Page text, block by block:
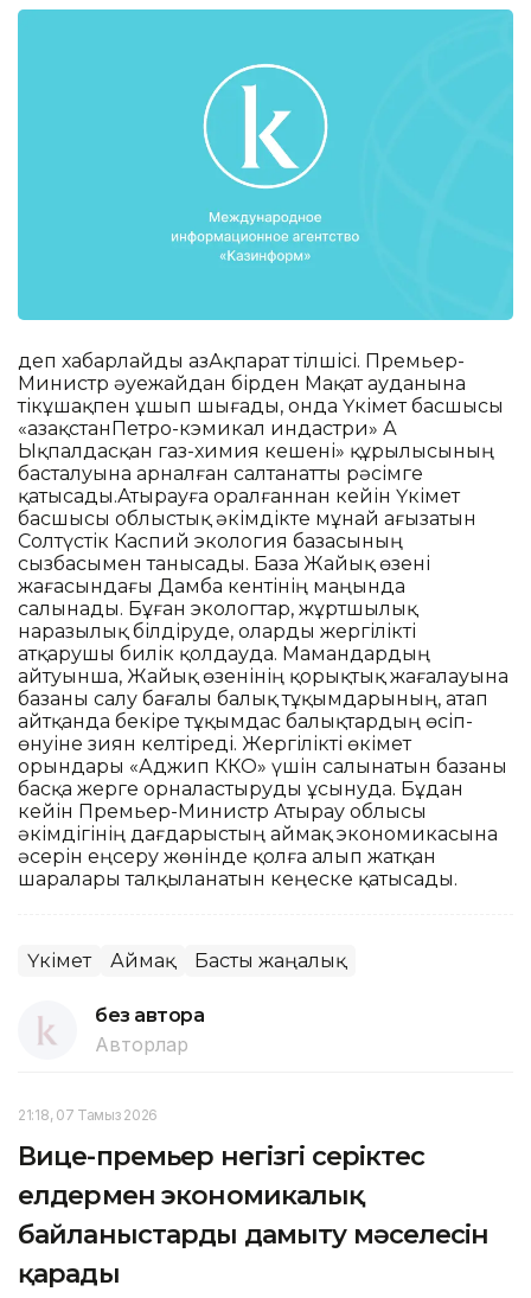
деп хабарлайды ҚазАқпарат тілшісі. Премьер-
Министр әуежайдан бірден Мақат ауданына
тікұшақпен ұшып шығады, онда Үкімет басшысы
«ҚазақстанПетро-кэмикал индастри» АҚ
Ықпалдасқан газ-химия кешені» құрылысының
басталуына арналған салтанатты рәсімге
қатысады.Атырауға оралғаннан кейін Үкімет
басшысы облыстық әкімдікте мұнай ағызатын
Солтүстік Каспий экология базасының
сызбасымен танысады. База Жайық өзені
жағасындағы Дамба кентінің маңында
салынады. Бұған экологтар, жұртшылық
наразылық білдіруде, оларды жергілікті
атқарушы билік қолдауда. Мамандардың
айтуынша, Жайық өзенінің қорықтық жағалауына
базаны салу бағалы балық тұқымдарының, атап
айтқанда бекіре тұқымдас балықтардың өсіп-
өнуіне зиян келтіреді. Жергілікті өкімет
орындары «Аджип ККО» үшін салынатын базаны
басқа жерге орналастыруды ұсынуда. Бұдан
кейін Премьер-Министр Атырау облысы
әкімдігінің дағдарыстың аймақ экономикасына
әсерін еңсеру жөнінде қолға алып жатқан
шаралары талқыланатын кеңеске қатысады.
Үкімет Аймақ Басты жаңалық
без автора
Авторлар
21:18, 07 Тамыз 2026
Вице-премьер негізгі серіктес
елдермен экономикалық
байланыстарды дамыту мәселесін
қарады